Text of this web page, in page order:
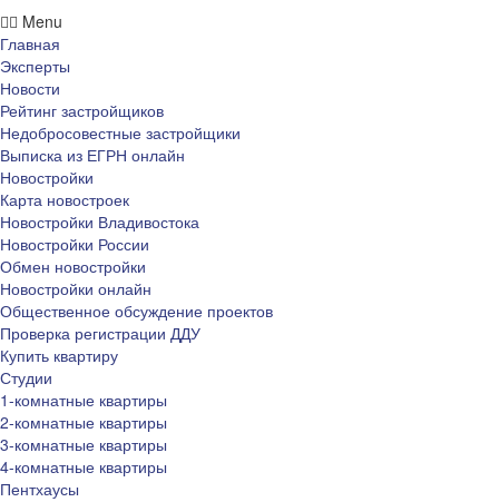
Menu
Главная
Эксперты
Новости
Рейтинг застройщиков
Недобросовестные застройщики
Выписка из ЕГРН онлайн
Новостройки
Карта новостроек
Новостройки Владивостока
Новостройки России
Обмен новостройки
Новостройки онлайн
Общественное обсуждение проектов
Проверка регистрации ДДУ
Купить квартиру
Студии
1-комнатные квартиры
2-комнатные квартиры
3-комнатные квартиры
4-комнатные квартиры
Пентхаусы